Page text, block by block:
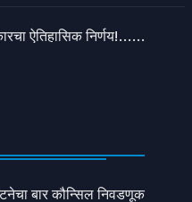
ऐतिहासिक निर्णय!......
बार कौन्सिल निवडणूक